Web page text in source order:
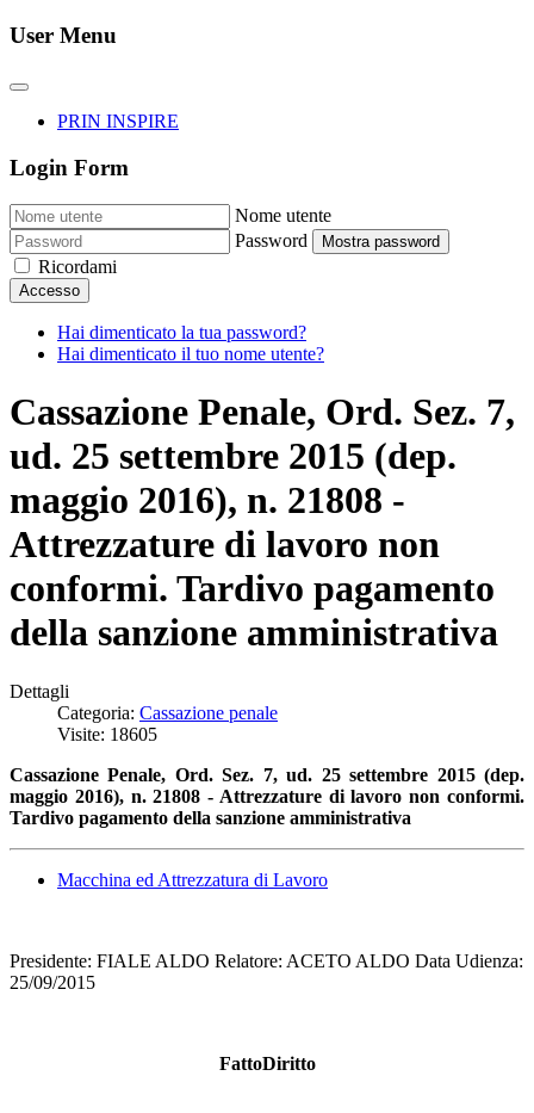
User Menu
PRIN INSPIRE
Login Form
Nome utente
Password
Mostra password
Ricordami
Accesso
Hai dimenticato la tua password?
Hai dimenticato il tuo nome utente?
Cassazione Penale, Ord. Sez. 7,
ud. 25 settembre 2015 (dep.
maggio 2016), n. 21808 -
Attrezzature di lavoro non
conformi. Tardivo pagamento
della sanzione amministrativa
Dettagli
Categoria: Cassazione penale
Visite: 18605
Cassazione Penale, Ord. Sez. 7, ud. 25 settembre 2015 (dep.
maggio 2016), n. 21808 - Attrezzature di lavoro non conformi.
Tardivo pagamento della sanzione amministrativa
Macchina ed Attrezzatura di Lavoro
Presidente: FIALE ALDO Relatore: ACETO ALDO Data Udienza:
25/09/2015
FattoDiritto